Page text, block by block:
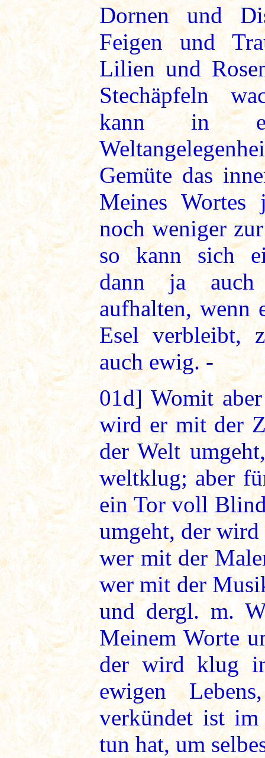
Dornen und
Feigen und
Lilien und
Stechäpfeln
kann in
Gemüte das
Meines Wortes
noch weniger
so kann sich
dann ja auch
aufhalten, wenn
Esel verbleibt,
auch ewig. -
01d]Womit aber
wird er mit der
der Welt
weltklug; aber
ein Tor voll
umgeht, der
wer mit der
wer mit der
und dergl. m.
Meinem Worte
der wird klug
ewigen
verkündet ist
tun hat, um